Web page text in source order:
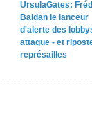
UrsulaGates:
Baldan le lanceur
d'alerte des
attaque - et
représailles